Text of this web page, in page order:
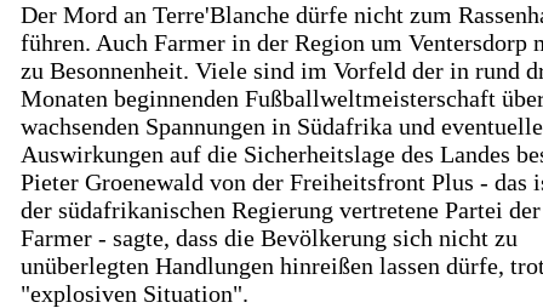
Der Mord an Terre'Blanche dürfe nicht zum
führen. Auch Farmer in der Region um Ventersdorp
zu Besonnenheit. Viele sind im Vorfeld der in rund
Monaten beginnenden Fußballweltmeisterschaft
wachsenden Spannungen in Südafrika und eventuelle
Auswirkungen auf die Sicherheitslage des Landes
Pieter Groenewald von der Freiheitsfront Plus - das
der südafrikanischen Regierung vertretene Partei
Farmer - sagte, dass die Bevölkerung sich nicht zu
unüberlegten Handlungen hinreißen lassen dürfe,
"explosiven Situation".